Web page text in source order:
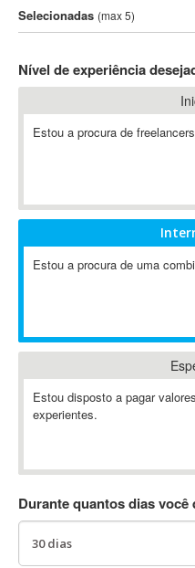
3DS Max
3GSM
802.11
A-GPS
ABAP
Abaqus
ABBYY FineReader
Ableton
Ableton Push
Abstract
AC3
Selecionadas (max 5)
Nível de experiência
Estou a procura de
Estou a procura de uma
Estou disposto a pagar
experientes.
Durante quantos dias